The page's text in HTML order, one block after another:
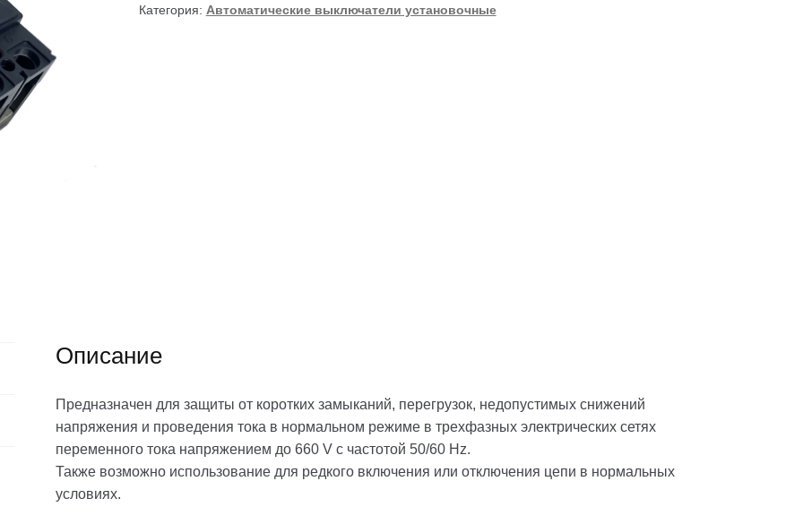
Категория: Автоматические выключатели установочные
Описание
Предназначен для защиты от коротких замыканий, перегрузок, недопустимых снижений
напряжения и проведения тока в нормальном режиме в трехфазных электрических сетях
переменного тока напряжением до 660 V с частотой 50/60 Hz.
Также возможно использование для редкого включения или отключения цепи в нормальных
условиях.